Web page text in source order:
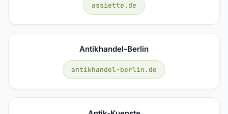
assiette.de
Antikhandel-Berlin
antikhandel-berlin.de